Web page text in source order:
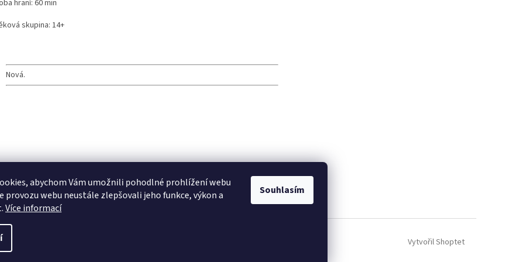
abychom Vám umožnili pohodlné prohlížení webu
provozu webu neustále zlepšovali jeho funkce, výkon a
Více informací
Souhlasím
hraní: 60 min
skupina: 14+
Nová.
Vytvořil Shoptet